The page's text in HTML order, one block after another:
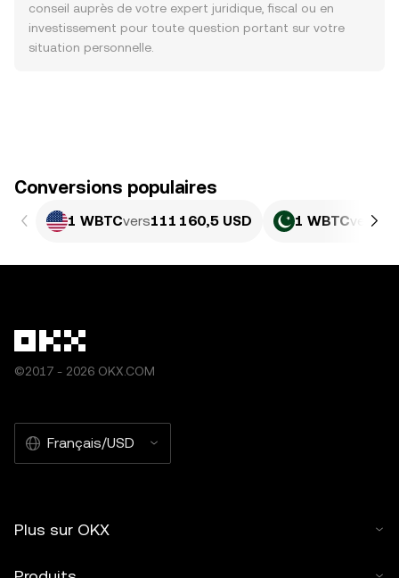
conseil auprès de votre expert juridique, fiscal ou en
investissement pour toute question portant sur votre
situation personnelle.
Conversions populaires
1 WBTCvers111 160,5 USD 1 WBTCvers
©2017 - 2026 OKX.COM
Français/USD
Plus sur OKX